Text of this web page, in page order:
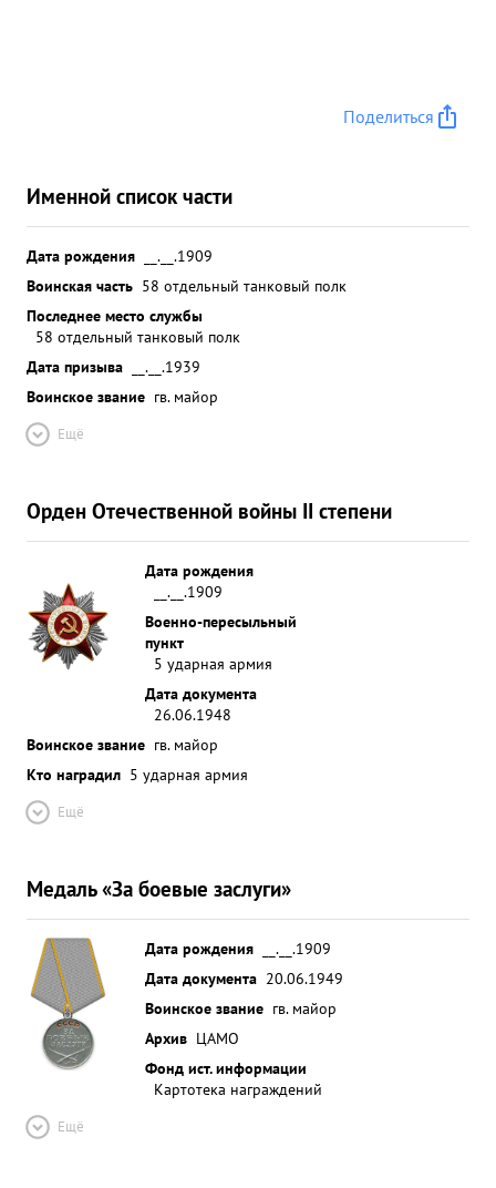
Поделиться
Именной список части
Дата рождения
__.__.1909
Воинская часть 58 отдельный танковый полк
Последнее место службы
58 отдельный танковый полк
Дата призыва
__.__.1939
Воинское звание гв. майор
Ещё
Орден Отечественной войны II степени
Дата рождения
__.__.1909
Военно-пересыльный
пункт
5 ударная армия
Дата документа
26.06.1948
Воинское звание гв. майор
Кто наградил 5 ударная армия
Ещё
Медаль «За боевые заслуги»
Дата рождения
__.__.1909
Дата документа 20.06.1949
Воинское звание гв. майор
Архив ЦАМО
Фонд ист. информации
Картотека награждений
Ещё